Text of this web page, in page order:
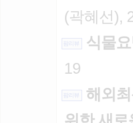
(곽혜선),
팜리뷰
식물
19
팜리뷰
해외